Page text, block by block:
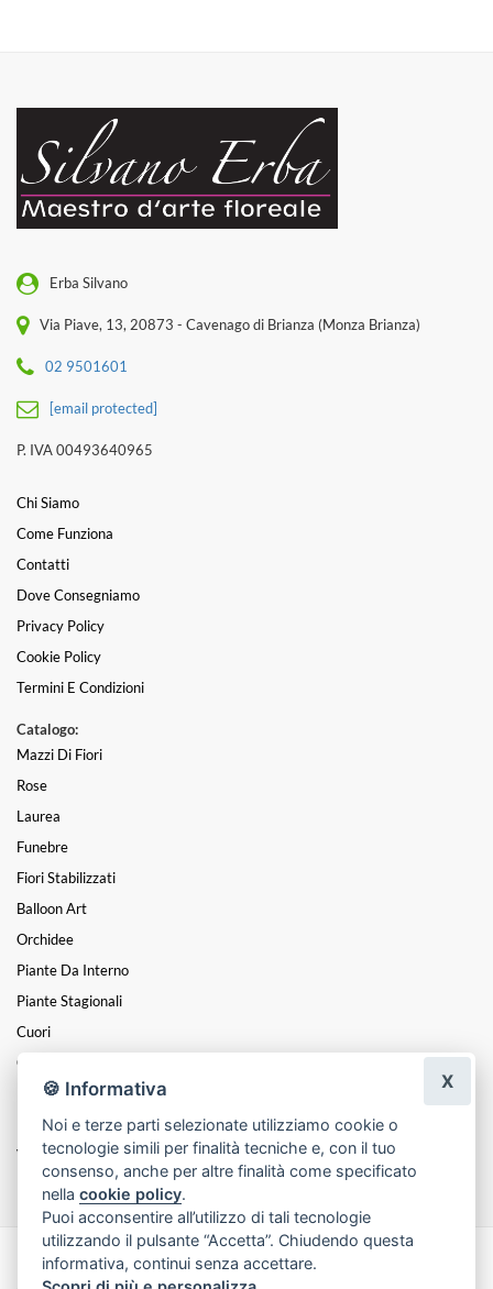
Erba Silvano
Via Piave, 13, 20873 - Cavenago di Brianza (Monza Brianza)
02 9501601
[email protected]
P. IVA 00493640965
Chi Siamo
Come Funziona
Contatti
Dove Consegniamo
Privacy Policy
Cookie Policy
Termini E Condizioni
Catalogo:
Mazzi Di Fiori
Rose
Laurea
Funebre
Fiori Stabilizzati
Balloon Art
Orchidee
Piante Da Interno
Piante Stagionali
Cuori
Centrotavola
Kokedama E Piante Grasse
Piantine Grasse In Scultura Gesso
Vasi E Altro
Made with byInfoser.it- Realizzazione Siti ecommerce per Fioristi
🍪 Informativa
Noi e terze parti selezionate utilizziamo cookie o
tecnologie simili per finalità tecniche e, con il tuo
consenso, anche per altre finalità come specificato
nellacookie policy.
Puoi acconsentire all’utilizzo di tali tecnologie
utilizzando il pulsante “Accetta”. Chiudendo questa
informativa, continui senza accettare.
X